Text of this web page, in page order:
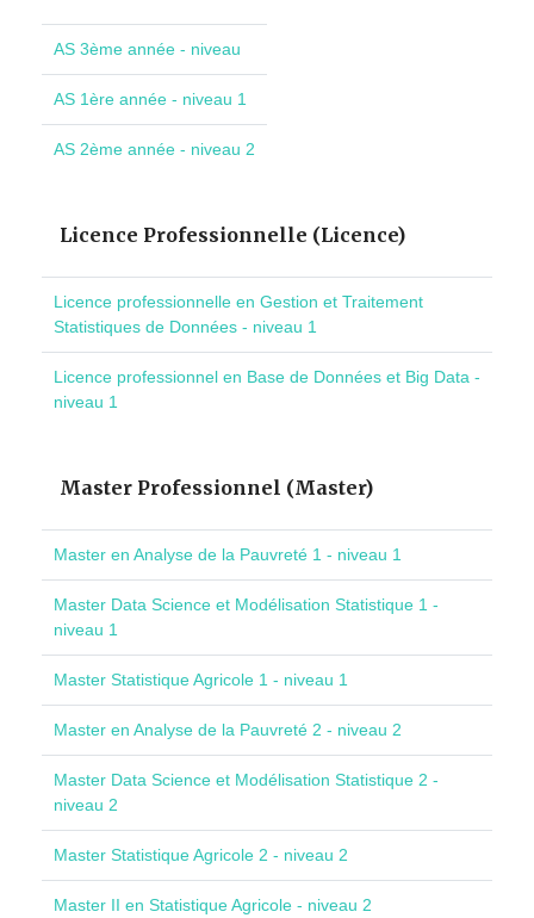
AS 3ème année - niveau
AS 1ère année - niveau 1
AS 2ème année - niveau 2
Licence Professionnelle (Licence)
Licence professionnelle en Gestion et Traitement
Statistiques de Données - niveau 1
Licence professionnel en Base de Données et Big Data -
niveau 1
Master Professionnel (Master)
Master en Analyse de la Pauvreté 1 - niveau 1
Master Data Science et Modélisation Statistique 1 -
niveau 1
Master Statistique Agricole 1 - niveau 1
Master en Analyse de la Pauvreté 2 - niveau 2
Master Data Science et Modélisation Statistique 2 -
niveau 2
Master Statistique Agricole 2 - niveau 2
Master II en Statistique Agricole - niveau 2